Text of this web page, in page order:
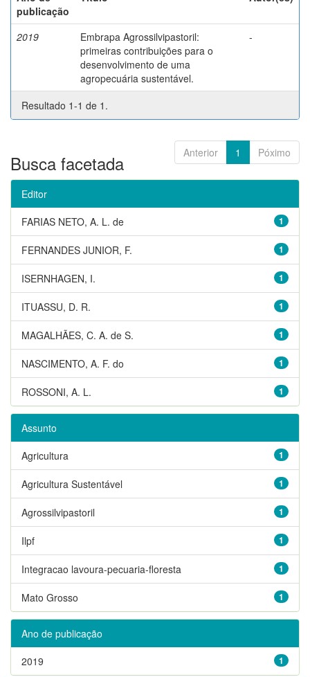
publicação
2019
Embrapa Agrossilvipastoril:
primeiras contribuições para o
desenvolvimento de uma
agropecuária sustentável.
-
Resultado 1-1 de 1.
Anterior 1 Póximo
Busca facetada
Editor
1
FARIAS NETO, A. L. de
1
FERNANDES JUNIOR, F.
1
ISERNHAGEN, I.
1
ITUASSU, D. R.
1
MAGALHÃES, C. A. de S.
1
NASCIMENTO, A. F. do
1
ROSSONI, A. L.
Assunto
1
Agricultura
1
Agricultura Sustentável
1
Agrossilvipastoril
1
Ilpf
1
Integracao lavoura-pecuaria-floresta
1
Mato Grosso
Ano de publicação
1
2019